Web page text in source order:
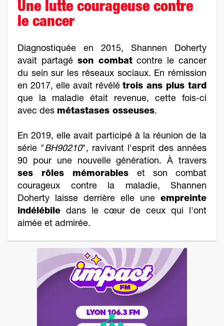
Une lutte courageuse contre
le cancer
Diagnostiquée en 2015, Shannen Doherty
avait partagé son combatcontre le cancer
du sein sur les réseaux sociaux. En rémission
en 2017, elle avait révélétrois ans plus tard
que la maladie était revenue, cette fois-ci
avec des métastases osseuses.
En 2019, elle avait participé à la réunion de la
série "BH90210", ravivant l'esprit des années
90 pour une nouvelle génération. À travers
ses rôles mémorables et son combat
courageux contre la maladie, Shannen
Doherty laisse derrière elle une empreinte
indélébile dans le cœur de ceux qui l'ont
aimée et admirée.